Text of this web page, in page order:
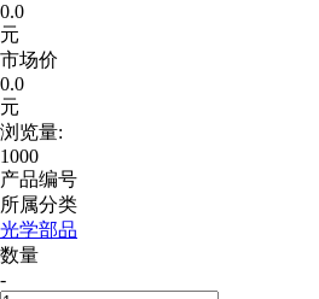
0.0
元
市场价
0.0
元
浏览量:
1000
产品编号
所属分类
光学部品
数量
-